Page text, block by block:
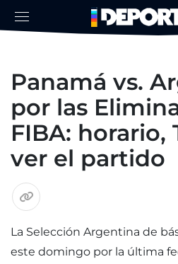
Panamá vs.
por las
FIBA: horario,
ver el partido
La Selección Argentina de
este domingo por la última